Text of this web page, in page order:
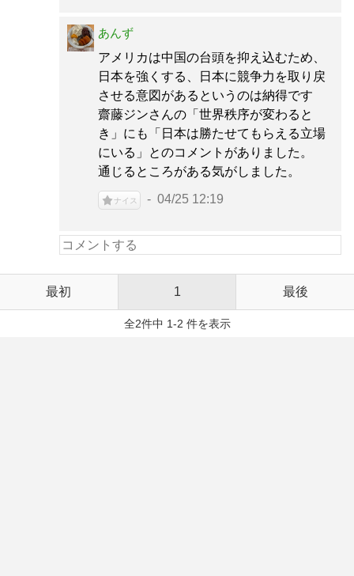
あんず
アメリカは中国の台頭を抑え込むため、
日本を強くする、日本に競争力を取り戻
させる意図があるというのは納得です
齋藤ジンさんの「世界秩序が変わると
き」にも「日本は勝たせてもらえる立場
にいる」とのコメントがありました。
通じるところがある気がしました。
ナイス 04/25 12:19
最初 1 最後
全2件中 1-2 件を表示